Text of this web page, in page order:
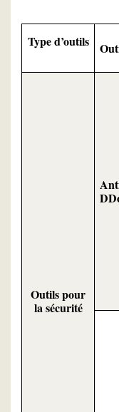
Type d’outils
Outils pour
la sécurité